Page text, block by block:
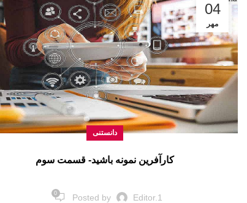
04
مهر
دانستنی
کارآفرین نمونه باشید- قسمت سوم
Posted by Editor.1
0